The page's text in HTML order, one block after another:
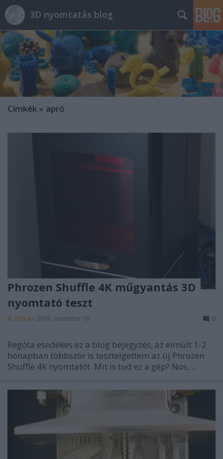
3D nyomtatás blog
Címkék » apró
Phrozen Shuffle 4K műgyantás 3D
nyomtató teszt
B. Bence • 2019. november 19. 0
Régóta esedékes ez a blog bejegyzés, az elmúlt 1-2
hónapban többször is tesztelgettem az új Phrozen
Shuffle 4K nyomtatót. Mit is tud ez a gép? Nos, ...